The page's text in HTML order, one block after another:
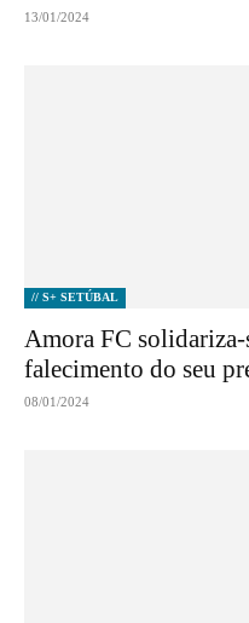
13/01/2024
// S+ SETÚBAL
Amora FC
falecimento do seu
08/01/2024